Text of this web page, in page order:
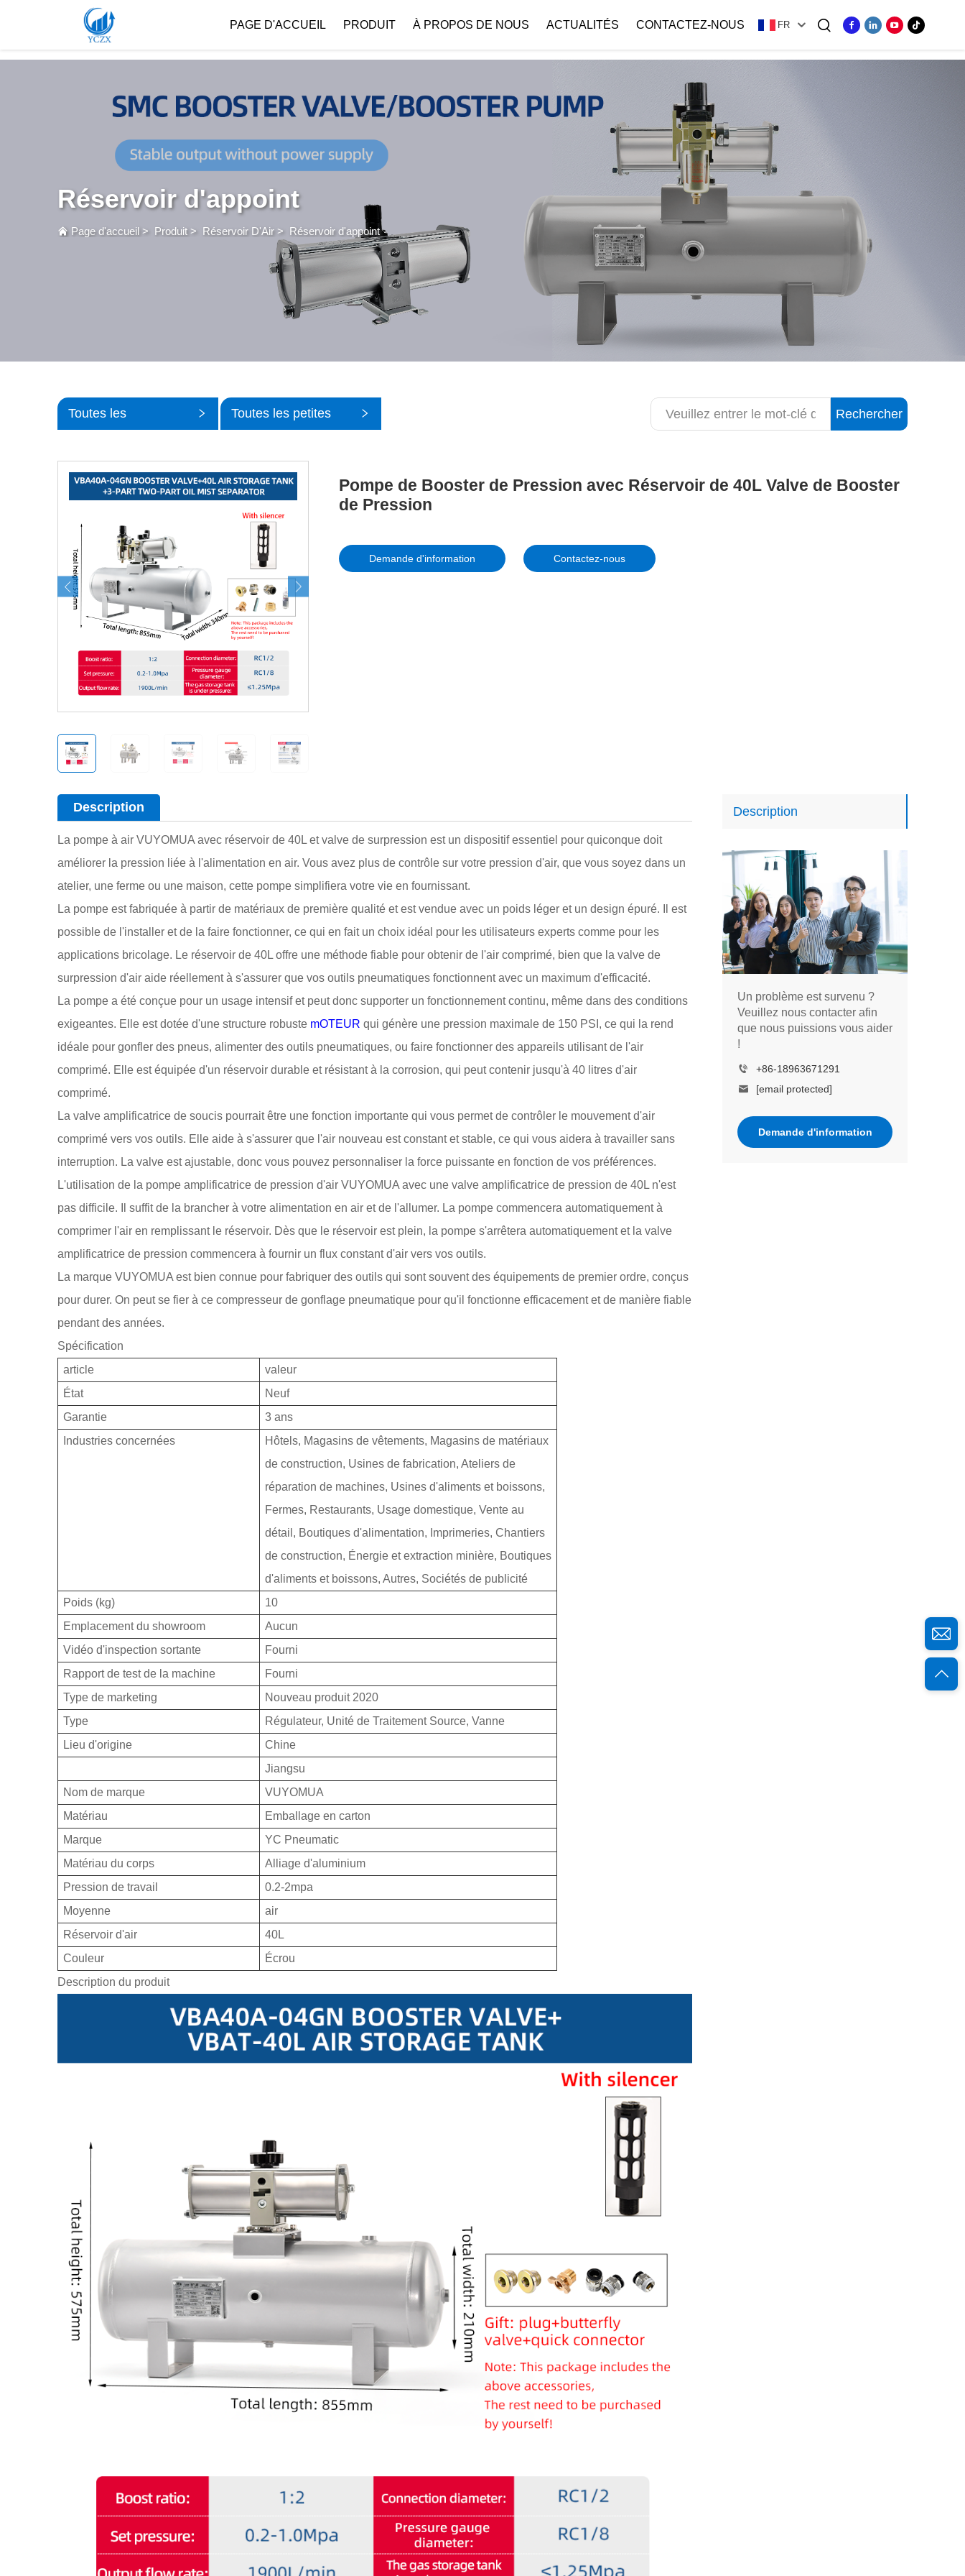
var images = document.getElementsByTagName('img'); for (var i = 0; i < images.length; i++) { if (!images[i].getAttribute('alt')) { images[i].setAttribute('alt', ''); } }
PAGE D'ACCUEIL PRODUIT À PROPOS DE NOUS ACTUALITÉS CONTACTEZ-NOUS FR
Réservoir d'appoint
Page d'accueil > Produit> Réservoir D'Air > Réservoir d'appoint
Toutes les Toutes les petites Rechercher
Pompe de Booster de Pression avec Réservoir de 40L Valve de Booster
de Pression
Demande d'information Contactez-nous
Description
Un problème est survenu ?
Veuillez nous contacter afin
que nous puissions vous aider
!
+86-18963671291
[email protected]
Demande d'information
Description
La pompe à air VUYOMUA avec réservoir de 40L et valve de surpression est un dispositif essentiel pour quiconque doit
améliorer la pression liée à l'alimentation en air. Vous avez plus de contrôle sur votre pression d'air, que vous soyez dans un
atelier, une ferme ou une maison, cette pompe simplifiera votre vie en fournissant.
La pompe est fabriquée à partir de matériaux de première qualité et est vendue avec un poids léger et un design épuré. Il est
possible de l'installer et de la faire fonctionner, ce qui en fait un choix idéal pour les utilisateurs experts comme pour les
applications bricolage. Le réservoir de 40L offre une méthode fiable pour obtenir de l'air comprimé, bien que la valve de
surpression d'air aide réellement à s'assurer que vos outils pneumatiques fonctionnent avec un maximum d'efficacité.
La pompe a été conçue pour un usage intensif et peut donc supporter un fonctionnement continu, même dans des conditions
exigeantes. Elle est dotée d'une structure robuste mOTEUR qui génère une pression maximale de 150 PSI, ce qui la rend
idéale pour gonfler des pneus, alimenter des outils pneumatiques, ou faire fonctionner des appareils utilisant de l'air
comprimé. Elle est équipée d'un réservoir durable et résistant à la corrosion, qui peut contenir jusqu'à 40 litres d'air
comprimé.
La valve amplificatrice de soucis pourrait être une fonction importante qui vous permet de contrôler le mouvement d'air
comprimé vers vos outils. Elle aide à s'assurer que l'air nouveau est constant et stable, ce qui vous aidera à travailler sans
interruption. La valve est ajustable, donc vous pouvez personnaliser la force puissante en fonction de vos préférences.
L'utilisation de la pompe amplificatrice de pression d'air VUYOMUA avec une valve amplificatrice de pression de 40L n'est
pas difficile. Il suffit de la brancher à votre alimentation en air et de l'allumer. La pompe commencera automatiquement à
comprimer l'air en remplissant le réservoir. Dès que le réservoir est plein, la pompe s'arrêtera automatiquement et la valve
amplificatrice de pression commencera à fournir un flux constant d'air vers vos outils.
La marque VUYOMUA est bien connue pour fabriquer des outils qui sont souvent des équipements de premier ordre, conçus
pour durer. On peut se fier à ce compresseur de gonflage pneumatique pour qu'il fonctionne efficacement et de manière fiable
pendant des années.
Spécification
article
valeur
État
Neuf
Garantie
3 ans
Industries concernées
Hôtels, Magasins de vêtements, Magasins de matériaux
de construction, Usines de fabrication, Ateliers de
réparation de machines, Usines d'aliments et boissons,
Fermes, Restaurants, Usage domestique, Vente au
détail, Boutiques d'alimentation, Imprimeries, Chantiers
de construction, Énergie et extraction minière, Boutiques
d'aliments et boissons, Autres, Sociétés de publicité
Poids (kg)
10
Emplacement du showroom
Aucun
Vidéo d'inspection sortante
Fourni
Rapport de test de la machine
Fourni
Type de marketing
Nouveau produit 2020
Type
Régulateur, Unité de Traitement Source, Vanne
Lieu d'origine
Chine
Jiangsu
Nom de marque
VUYOMUA
Matériau
Emballage en carton
Marque
YC Pneumatic
Matériau du corps
Alliage d'aluminium
Pression de travail
0.2-2mpa
Moyenne
air
Réservoir d'air
40L
Couleur
Écrou
Description du produit